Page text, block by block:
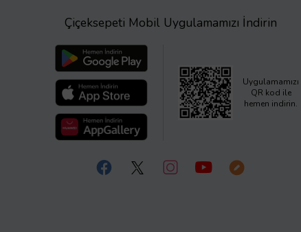
Çiçeksepeti Mobil Uygulamamızı İndirin
Uygulamamızı
QR kod ile
hemen indirin.